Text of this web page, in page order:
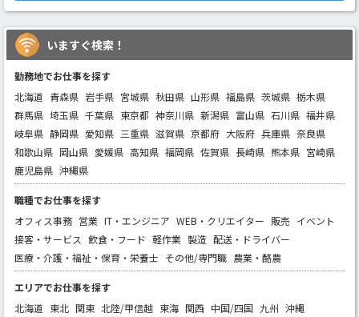
いますぐ検索！
勤務地でお仕事を探す
北海道 青森県 岩手県 宮城県 秋田県 山形県 福島県 茨城県 栃木県
群馬県 埼玉県 千葉県 東京都 神奈川県 新潟県 富山県 石川県 福井県
岐阜県 静岡県 愛知県 三重県 滋賀県 京都府 大阪府 兵庫県 奈良県
和歌山県 岡山県 愛媛県 高知県 福岡県 佐賀県 長崎県 熊本県 宮崎県
鹿児島県 沖縄県
職種でお仕事を探す
オフィス事務 営業 IT・エンジニア WEB・クリエイター 販売 イベント
接客・サービス 飲食・フード 軽作業 製造 配送・ドライバー
医療・介護・福祉・保育・栄養士 その他/専門職 農業・酪農
エリアでお仕事を探す
北海道 東北 関東 北陸/甲信越 東海 関西 中国/四国 九州 沖縄